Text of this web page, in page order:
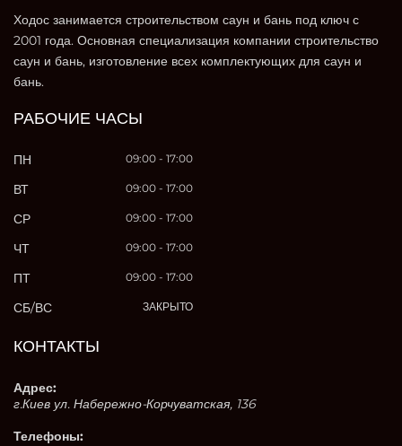
Ходос занимается строительством саун и бань под ключ с
2001 года. Основная специализация компании строительство
саун и бань, изготовление всех комплектующих для саун и
бань.
РАБОЧИЕ ЧАСЫ
ПН 09:00 - 17:00
ВТ 09:00 - 17:00
СР 09:00 - 17:00
ЧТ 09:00 - 17:00
ПТ 09:00 - 17:00
СБ/ВС ЗАКРЫТО
КОНТАКТЫ
Адрес:
г.Киев ул. Набережно-Корчуватская, 136
Телефоны: